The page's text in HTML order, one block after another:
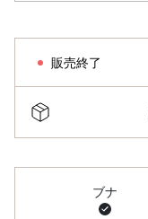
販売終了
ブナ